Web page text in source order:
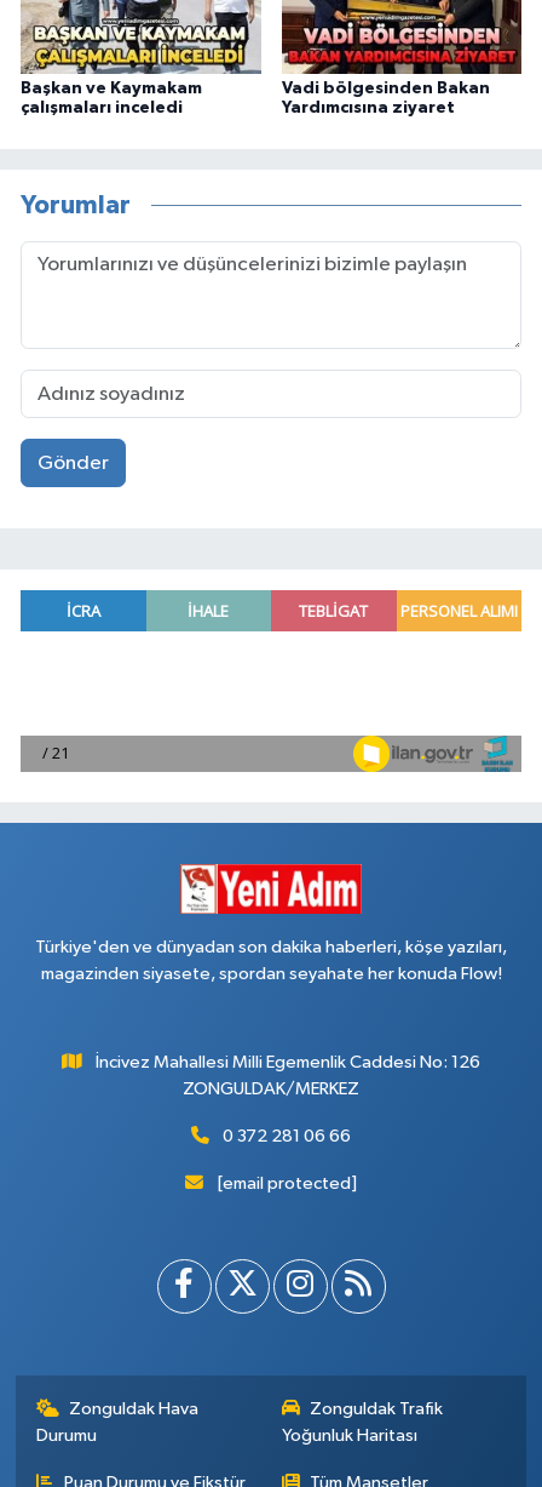
Başkan ve Kaymakam
çalışmaları inceledi
Vadi bölgesinden Bakan
Yardımcısına ziyaret
Yorumlar
Gönder
Türkiye'den ve dünyadan son dakika haberleri, köşe yazıları,
magazinden siyasete, spordan seyahate her konuda Flow!
İncivez Mahallesi Milli Egemenlik Caddesi No: 126
ZONGULDAK/MERKEZ
0 372 281 06 66
[email protected]
Zonguldak Hava
Durumu
Zonguldak Trafik
Yoğunluk Haritası
Puan Durumu ve Fikstür Tüm Manşetler